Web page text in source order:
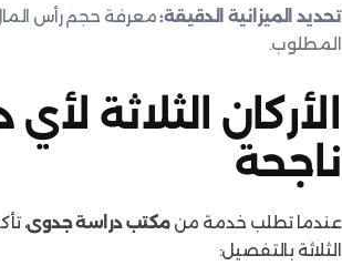
تحديد الميزانية الدقيقة:معرفة حجم رأس
المطلوب.
الأركان الثلاثة
ناجحة
عندما تطلب خدمة منمكتب دراسة جدوى،
الثلاثة بالتفصيل: